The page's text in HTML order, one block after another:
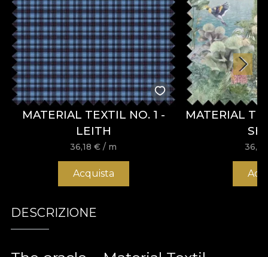
MATERIAL TEXTIL NO. 1 -
LEITH
36,18€ / m
Acquista
MATERIAL
DESCRIZIONE